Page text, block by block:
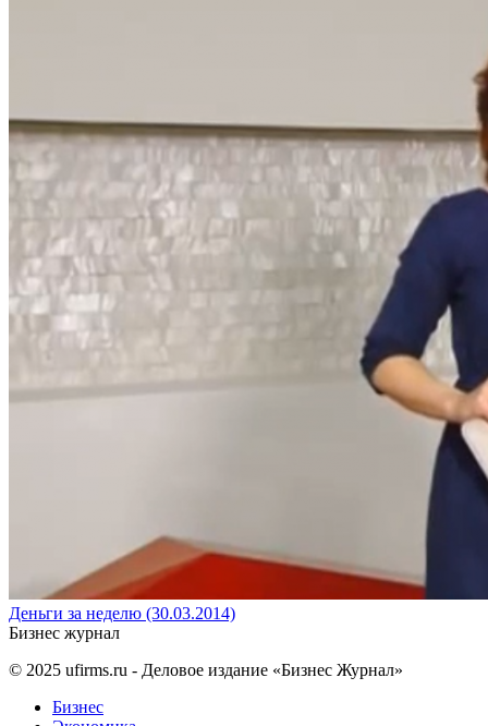
Деньги за неделю (30.03.2014)
Бизнес журнал
© 2025 ufirms.ru - Деловое издание «Бизнес Журнал»
Бизнес